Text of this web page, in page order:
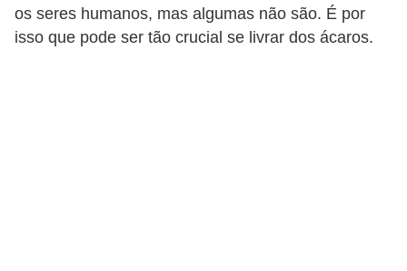
os seres humanos, mas algumas não são. É por
isso que pode ser tão crucial se livrar dos ácaros.
o
r